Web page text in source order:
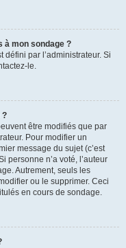
à mon sondage ?
défini par l’administrateur. Si
le.
?
être modifiés que par
Pour modifier un
message du sujet (c’est
personne n’a voté, l’auteur
Autrement, seuls les
ou le supprimer. Ceci
en cours de sondage.